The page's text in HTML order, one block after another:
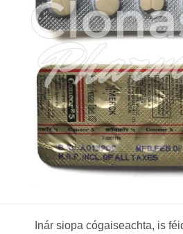
Inár siopa cógaiseachta, is